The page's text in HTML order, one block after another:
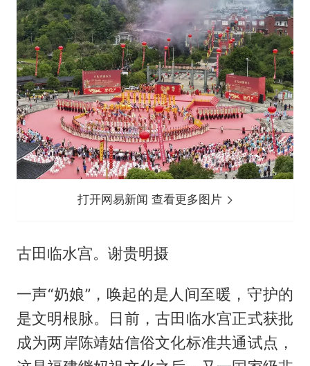
打开网易新闻 查看更多图片
古田临水宫。谢贵明摄
一声“奶娘”，唤起的是人间至暖，守护的
是文明根脉。日前，古田临水宫正式获批
成为两岸陈靖姑信俗文化标准共通试点，